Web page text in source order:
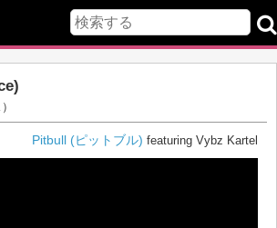
Pitbull (ピットブル) featuring Vybz Kartel